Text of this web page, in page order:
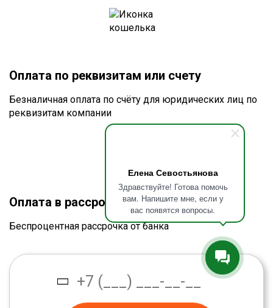
Елена Севостьянова
Здравствуйте! Готова помочь
вам. Напишите мне, если у
вас появятся вопросы.
Оплата по реквизитам или счету
Безналичная оплата по счёту для юридических лиц по
реквизитам компании
Оплата в рассрочку без процентов
Беспроцентная рассрочка от банка